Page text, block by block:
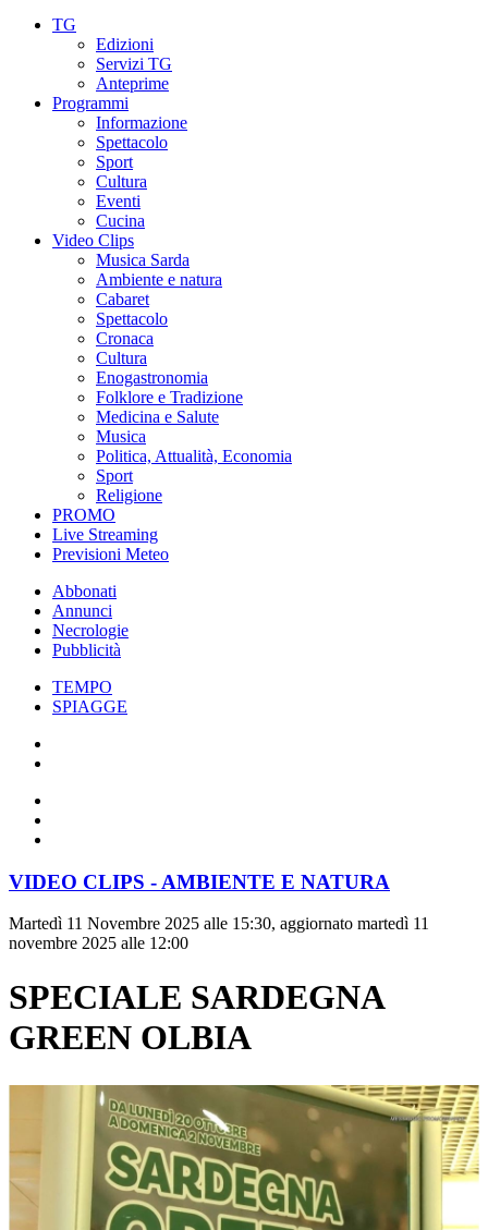
TG
Edizioni
Servizi TG
Anteprime
Programmi
Informazione
Spettacolo
Sport
Cultura
Eventi
Cucina
Video Clips
Musica Sarda
Ambiente e natura
Cabaret
Spettacolo
Cronaca
Cultura
Enogastronomia
Folklore e Tradizione
Medicina e Salute
Musica
Politica, Attualità, Economia
Sport
Religione
PROMO
Live Streaming
Previsioni Meteo
Abbonati
Annunci
Necrologie
Pubblicità
TEMPO
SPIAGGE
VIDEO CLIPS - AMBIENTE E NATURA
Martedì 11 Novembre 2025 alle 15:30, aggiornato martedì 11
novembre 2025 alle 12:00
SPECIALE SARDEGNA
GREEN OLBIA